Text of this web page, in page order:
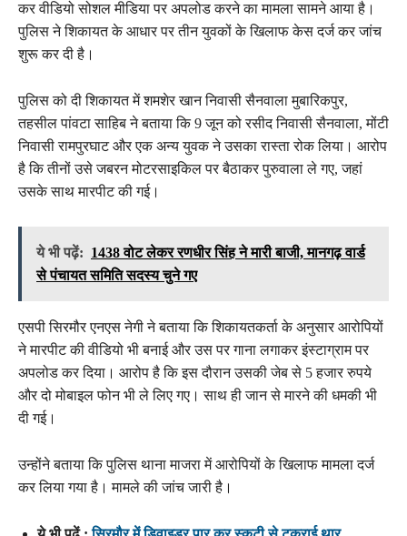
कर वीडियो सोशल मीडिया पर अपलोड करने का मामला सामने आया है।
पुलिस ने शिकायत के आधार पर तीन युवकों के खिलाफ केस दर्ज कर जांच
शुरू कर दी है।
पुलिस को दी शिकायत में शमशेर खान निवासी सैनवाला मुबारिकपुर,
तहसील पांवटा साहिब ने बताया कि 9 जून को रसीद निवासी सैनवाला, मोंटी
निवासी रामपुरघाट और एक अन्य युवक ने उसका रास्ता रोक लिया। आरोप
है कि तीनों उसे जबरन मोटरसाइकिल पर बैठाकर पुरुवाला ले गए, जहां
उसके साथ मारपीट की गई।
ये भी पढ़ें: 1438 वोट लेकर रणधीर सिंह ने मारी बाजी, मानगढ़ वार्ड
से पंचायत समिति सदस्य चुने गए
एसपी सिरमौर एनएस नेगी ने बताया कि शिकायतकर्ता के अनुसार आरोपियों
ने मारपीट की वीडियो भी बनाई और उस पर गाना लगाकर इंस्टाग्राम पर
अपलोड कर दिया। आरोप है कि इस दौरान उसकी जेब से 5 हजार रुपये
और दो मोबाइल फोन भी ले लिए गए। साथ ही जान से मारने की धमकी भी
दी गई।
उन्होंने बताया कि पुलिस थाना माजरा में आरोपियों के खिलाफ मामला दर्ज
कर लिया गया है। मामले की जांच जारी है।